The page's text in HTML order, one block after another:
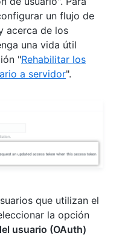
un flujo de
acerca de los
una vida útil
"Rehabilitar los
a servidor".
que utilizan el
la opción
usuario (OAuth)